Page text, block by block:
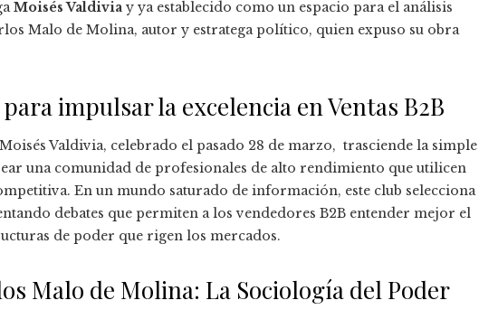
Moisés Valdivia y ya establecido como un espacio para el análisis
Malo de Molina, autor y estratega político, quien expuso su obra
impulsar la excelencia en Ventas B2B
Valdivia, celebrado el pasado 28 de marzo, trasciende la simple
una comunidad de profesionales de alto rendimiento que utilicen
En un mundo saturado de información, este club selecciona
debates que permiten a los vendedores B2B entender mejor el
de poder que rigen los mercados.
Malo de Molina: La Sociología del Poder